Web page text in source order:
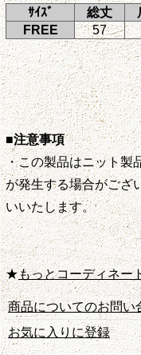
ｻｲｽﾞ
総丈
FREE
57
■注意事項
・この製品はニット製
が発生する場合がござ
いいたします。
★もっとコーディネー
商品についてのお問い
お気に入りに登録